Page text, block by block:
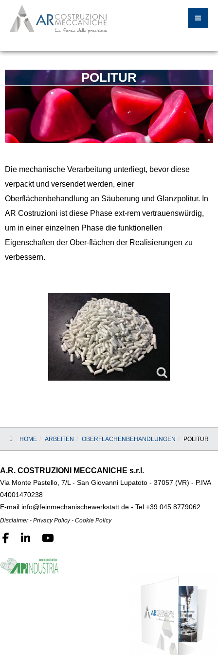
POLITUR
Die mechanische Verarbeitung unterliegt, bevor diese
verpackt und versendet werden, einer
Oberflächenbehandlung an Säuberung und Glanzpolitur. In
AR Costruzioni ist diese Phase ext-rem vertrauenswürdig,
um in einer einzelnen Phase die funktionellen
Eigenschaften der Ober-flächen der Realisierungen zu
verbessern.
HOME ARBEITEN OBERFLÄCHENBEHANDLUNGEN POLITUR
A.R. COSTRUZIONI MECCANICHE s.r.l.
Via Monte Pastello, 7/L - San Giovanni Lupatoto - 37057 (VR) - P.IVA
04001470238
E-mail info@feinmechanischewerkstatt.de - Tel +39 045 8779062
Disclaimer- Privacy Policy- Cookie Policy